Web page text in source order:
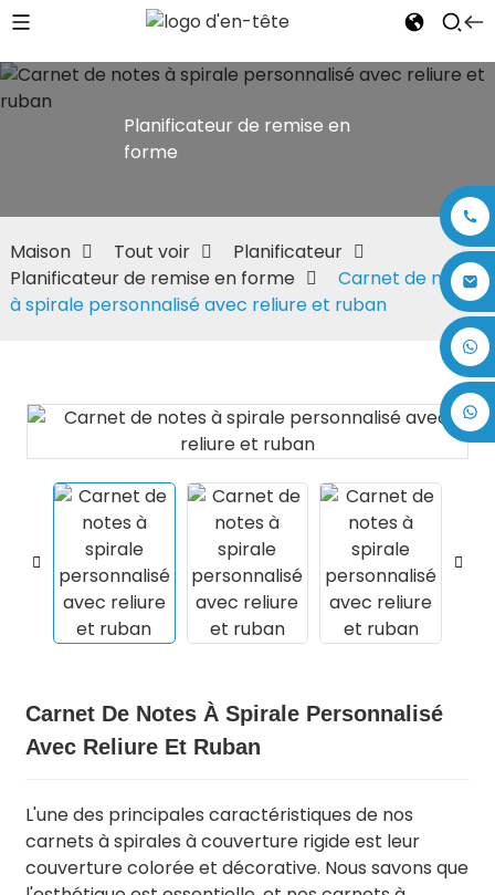
Planificateur de remise en
forme
Maison Tout voir
Planificateur
Planificateur de remise en forme
Carnet de notes
à spirale personnalisé avec reliure et ruban
Carnet De Notes À Spirale Personnalisé
Avec Reliure Et Ruban
L'une des principales caractéristiques de nos
carnets à spirales à couverture rigide est leur
couverture colorée et décorative. Nous savons que